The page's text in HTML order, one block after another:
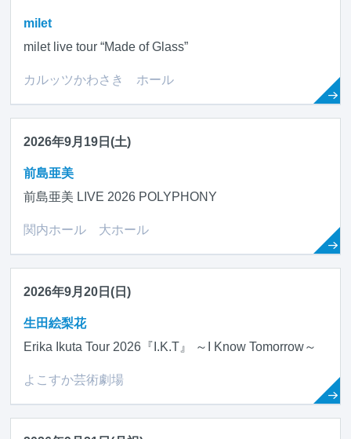
milet
milet live tour “Made of Glass”
カルッツかわさき ホール
2026年9月19日(土)
前島亜美
前島亜美 LIVE 2026 POLYPHONY
関内ホール 大ホール
2026年9月20日(日)
生田絵梨花
Erika Ikuta Tour 2026『I.K.T』 ～I Know Tomorrow～
よこすか芸術劇場